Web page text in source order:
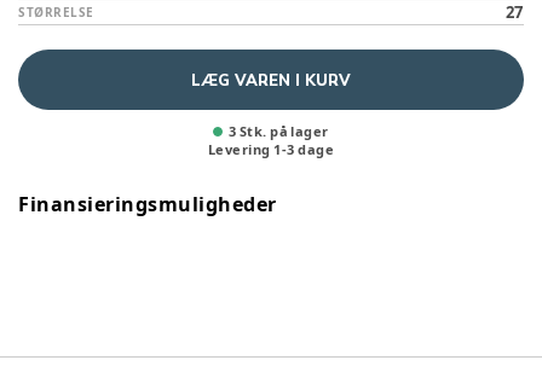
STØRRELSE 27
LÆG VAREN I KURV
3 Stk. på lager
Levering 1-3 dage
Finansieringsmuligheder